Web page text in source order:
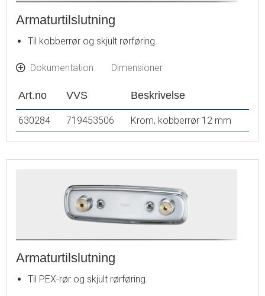
Armaturtilslutning
Til kobberrør og skjult rørføring.
Dokumentation Dimensioner
Art.no VVS Beskrivelse
630284 719453506 Krom, kobberrør 12 mm
Armaturtilslutning
Til PEX-rør og skjult rørføring.